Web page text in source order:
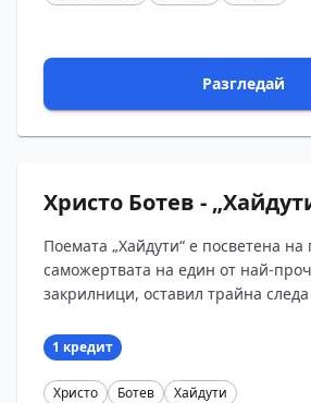
Разгледай
Христо Ботев -
Поемата „Хайдути“ е посветена на
саможертвата на един от най-
закрилници, оставил трайна
Чавдар в...
1 кредит
Христо Ботев Хайдути